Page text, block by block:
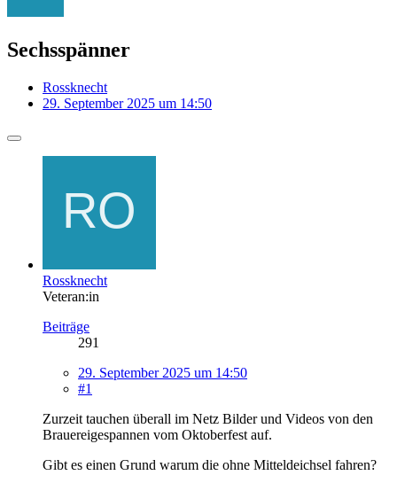
Sechsspänner
Rossknecht
29. September 2025 um 14:50
Rossknecht
Veteran:in
Beiträge
291
29. September 2025 um 14:50
#1
Zurzeit tauchen überall im Netz Bilder und Videos von den
Brauereigespannen vom Oktoberfest auf.
Gibt es einen Grund warum die ohne Mitteldeichsel fahren?